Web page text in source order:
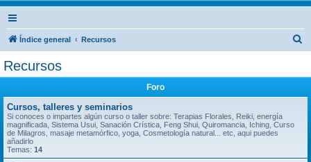
Índice general Recursos
Recursos
Foro
Cursos, talleres y seminarios
Si conoces o impartes algún curso o taller sobre: Terapias Florales, Reiki, energía
magnificada, Sistema Usui, Sanación Crística, Feng Shui, Quiromancia, Iching, Curso
de Milagros, masaje metamórfico, yoga, Cosmetología natural... etc, aqui puedes
añadirlo
Temas: 14